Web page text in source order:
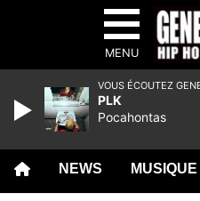
MENU
NEWS MUSIQUE
VOUS ÉCOUTEZ
PLK
Pocahontas